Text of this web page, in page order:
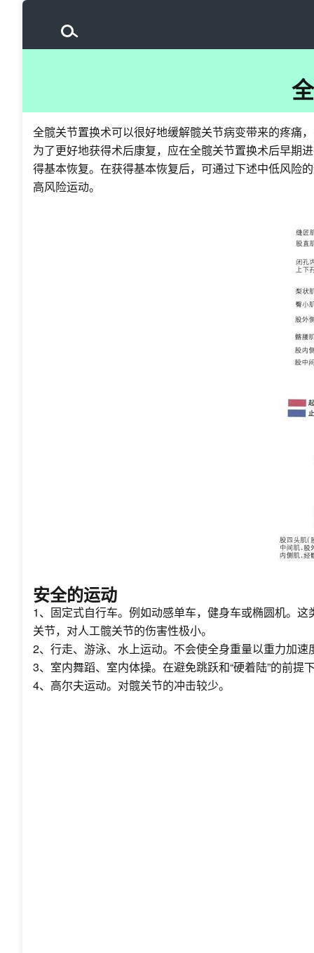
全髋关节置换术可以很好地缓解髋关节病变带来的疼痛
为了更好地获得术后康复，应在全髋关节置换术后早期
得基本恢复。在获得基本恢复后，可通过下述中低风险
高风险运动。
安全的运动
1、固定式自行车。例如动感单车，健身车或椭圆机。
关节，对人工髋关节的伤害性极小。
2、行走、游泳、水上运动。不会使全身重量以重力加
3、室内舞蹈、室内体操。在避免跳跃和“硬着陆”的前提
4、高尔夫运动。对髋关节的冲击较少。